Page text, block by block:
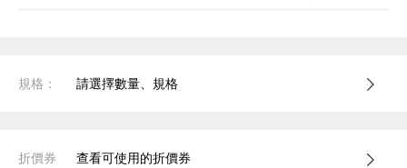
規格： 請選擇數量、規格
折價券 查看可使用的折價券